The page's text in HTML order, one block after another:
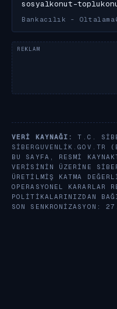
sosyalkonut-
Bankacılık - Oltalama
VERI KAYNAĞI:
T.C.
SIBERGUVENLIK.GOV.TR
BU SAYFA, RESMI
VERISININ ÜZERINE
ÜRETILMIŞ KATMA
OPERASYONEL KARARLAR
POLITIKALARINIZDAN
SON SENKRONIZASYON: